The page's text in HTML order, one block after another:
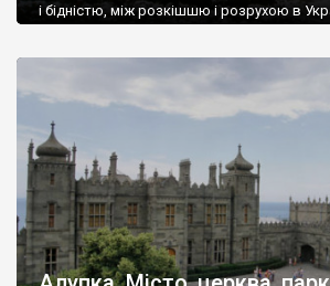
і бідністю, між розкішшю і розрухою в